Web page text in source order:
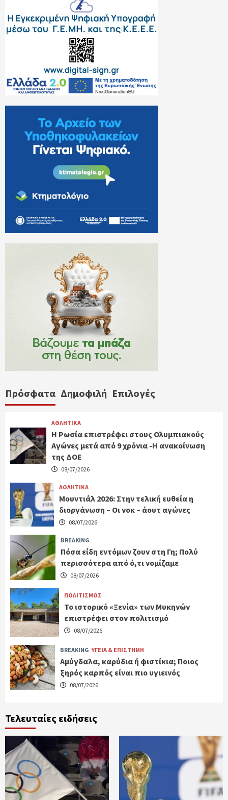
Πρόσφατα Δημοφιλή Επιλογές
ΑΘΛΗΤΙΚΑ
Η Ρωσία επιστρέφει στους Ολυμπιακούς
Αγώνες μετά από 9 χρόνια -Η ανακοίνωση
της ΔΟΕ
08/07/2026
ΑΘΛΗΤΙΚΑ
Μουντιάλ 2026: Στην τελική ευθεία η
διοργάνωση – Οι νοκ – άουτ αγώνες
08/07/2026
BREAKING
Πόσα είδη εντόμων ζουν στη Γη; Πολύ
περισσότερα από ό,τι νομίζαμε
08/07/2026
ΠΟΛΙΤΙΣΜΟΣ
Το ιστορικό «Ξενία» των Μυκηνών
επιστρέφει στον πολιτισμό
08/07/2026
BREAKING ΥΓΕΙΑ & ΕΠΙΣΤΗΜΗ
Αμύγδαλα, καρύδια ή φιστίκια; Ποιος
ξηρός καρπός είναι πιο υγιεινός
08/07/2026
Τελευταίες ειδήσεις